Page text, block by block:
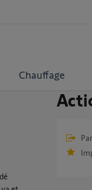
Chauffage